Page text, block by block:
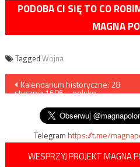
PODOBA CI SIĘ TO CO
MAGNA
Tagged Wojna
Nawigacja
wpisu
Kalendarium historyczne: 28
stycznia 1606 – polsko-
Telegramhttps://t.me/
WESPRZYJ PROJEKT MAGNA